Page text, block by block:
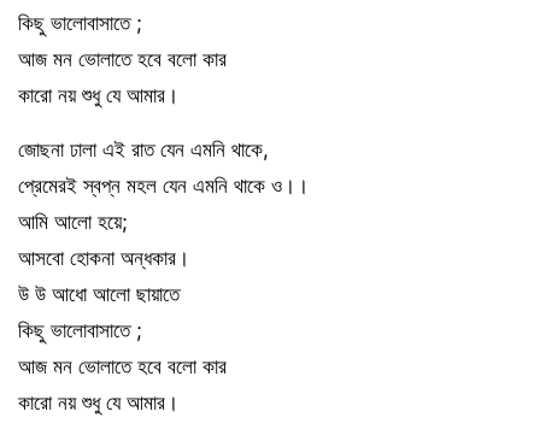
কিছু ভালোবাসাতে ;
আজ মন ভোলাতে হবে বলো কার
কারো নয় শুধু যে আমার।
জোছনা ঢালা এই রাত যেন এমনি থাকে,
প্রেমেরই স্বপ্ন মহল যেন এমনি থাকে ও।।
আমি আলো হয়ে;
আসবো হোকনা অন্ধকার।
উ উ আধো আলো ছায়াতে
কিছু ভালোবাসাতে ;
আজ মন ভোলাতে হবে বলো কার
কারো নয় শুধু যে আমার।